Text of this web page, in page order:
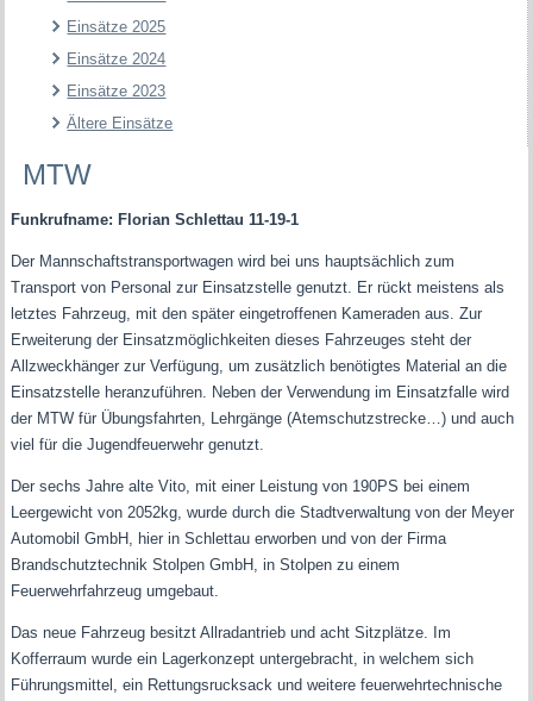
Einsätze 2025
Einsätze 2024
Einsätze 2023
Ältere Einsätze
MTW
Funkrufname: Florian Schlettau 11-19-1
Der Mannschaftstransportwagen wird bei uns hauptsächlich zum
Transport von Personal zur Einsatzstelle genutzt. Er rückt meistens als
letztes Fahrzeug, mit den später eingetroffenen Kameraden aus. Zur
Erweiterung der Einsatzmöglichkeiten dieses Fahrzeuges steht der
Allzweckhänger zur Verfügung, um zusätzlich benötigtes Material an die
Einsatzstelle heranzuführen. Neben der Verwendung im Einsatzfalle wird
der MTW für Übungsfahrten, Lehrgänge (Atemschutzstrecke…) und auch
viel für die Jugendfeuerwehr genutzt.
Der sechs Jahre alte Vito, mit einer Leistung von 190PS bei einem
Leergewicht von 2052kg, wurde durch die Stadtverwaltung von der Meyer
Automobil GmbH, hier in Schlettau erworben und von der Firma
Brandschutztechnik Stolpen GmbH, in Stolpen zu einem
Feuerwehrfahrzeug umgebaut.
Das neue Fahrzeug besitzt Allradantrieb und acht Sitzplätze. Im
Kofferraum wurde ein Lagerkonzept untergebracht, in welchem sich
Führungsmittel, ein Rettungsrucksack und weitere feuerwehrtechnische